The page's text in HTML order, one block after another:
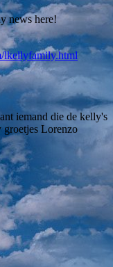
news here!
lkellyfamily.html
iemand die de kelly's
Lorenzo